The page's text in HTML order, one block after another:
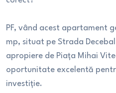
PF, vând acest apartament
mp, situat pe Strada
apropiere de Piața Mihai
oportunitate excelentă
investiție.